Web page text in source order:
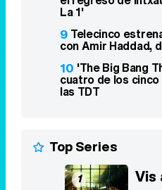
La 1'
9 Telecinco
con Amir Haddad,
10 'The Big Bang
cuatro de los
las TDT
Top Series
1 Vis